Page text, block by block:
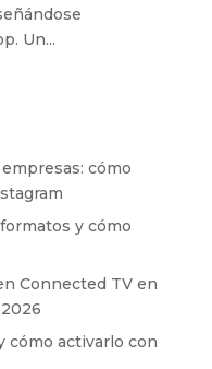
Un...
cómo
y cómo
Connected TV en
cómo activarlo con